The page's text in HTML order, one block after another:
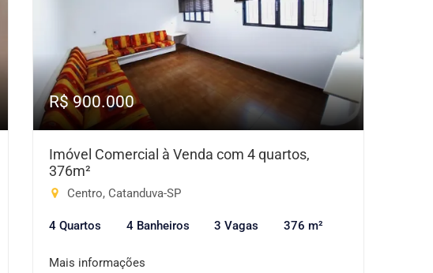
R$ 900.000
Imóvel Comercial à Venda com 4 quartos,
376m²
Centro, Catanduva-SP
4 Quartos 4 Banheiros 3 Vagas 376 m²
Mais informações